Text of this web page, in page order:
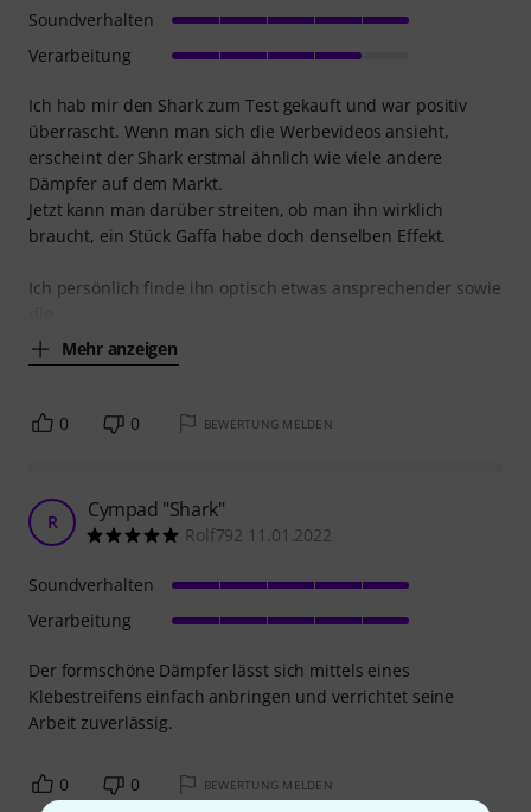
Ich hab mir den Shark zum Test gekauft und war positiv
überrascht. Wenn man sich die Werbevideos ansieht,
erscheint der Shark erstmal ähnlich wie viele andere
Dämpfer auf dem Markt.
Jetzt kann man darüber streiten, ob man ihn wirklich
braucht, ein Stück Gaffa habe doch denselben Effekt.
Ich persönlich finde ihn optisch etwas ansprechender sowie
Mehr anzeigen
Soundverhalten
Verarbeitung
0 0 BEWERTUNG MELDEN
R Cympad "Shark"
Rolf792 11.01.2022
Der formschöne Dämpfer lässt sich mittels eines
Klebestreifens einfach anbringen und verrichtet seine
Arbeit zuverlässig.
Soundverhalten
Verarbeitung
0 0 BEWERTUNG MELDEN